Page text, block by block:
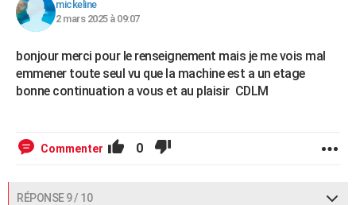
mickeline
2 mars 2025 à 09:07
bonjour merci pour le renseignement mais je me vois mal
emmener toute seul vu que la machine est a un etage
bonne continuation a vous et au plaisir CDLM
Commenter 0
RÉPONSE 9 / 10